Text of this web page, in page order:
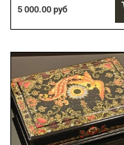
5 000.00 руб